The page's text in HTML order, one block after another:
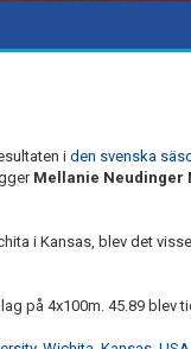
i den svenska
Mellanie Neudinger
i Kansas, blev det
på 4x100m. 45.89 blev